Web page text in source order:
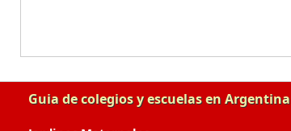
Guia de colegios y escuelas en Argentina